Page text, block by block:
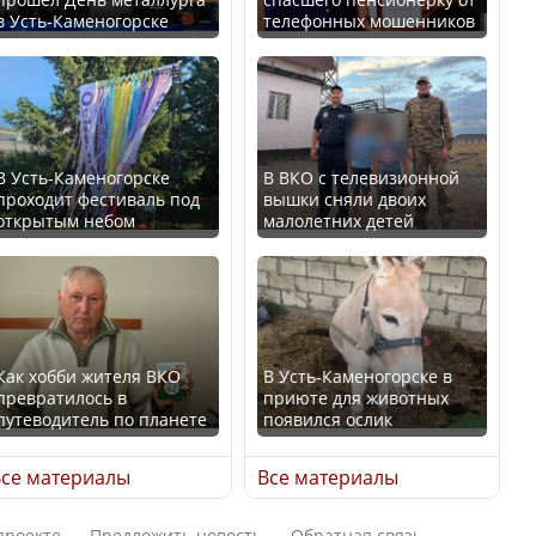
интеллект
включили в
программу
Казахстане стало
получить
на
Орталық Азия
арасында әл-ауқат
көш бастады
В России введены
дополнительные
ограничения для
казахстанских прав
Трамп официально
вступил в должность
президента США
Луну признали объектом
культурного наследия,
находящегося под
угрозой исчезновения
Усть-Каменогорске
Усть-Каменогорске
фестиваль под
небом
хобби жителя ВКО
в
по планете
материалы
телефонных мошенников
В ВКО с телевизионной
вышки сняли двоих
малолетних детей
В Усть-Каменогорске в
приюте для животных
появился ослик
Все материалы